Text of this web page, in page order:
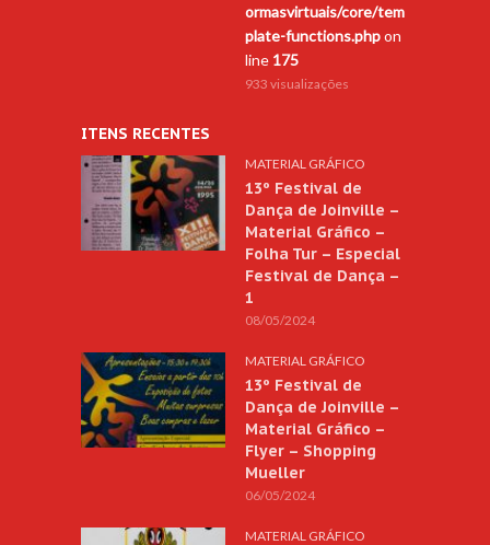
ormasvirtuais/core/tem
plate-functions.phpon
line 175
933 visualizações
ITENS RECENTES
MATERIAL GRÁFICO
13º Festival de
Dança de Joinville –
Material Gráfico –
Folha Tur – Especial
Festival de Dança –
1
08/05/2024
MATERIAL GRÁFICO
13º Festival de
Dança de Joinville –
Material Gráfico –
Flyer – Shopping
Mueller
06/05/2024
MATERIAL GRÁFICO